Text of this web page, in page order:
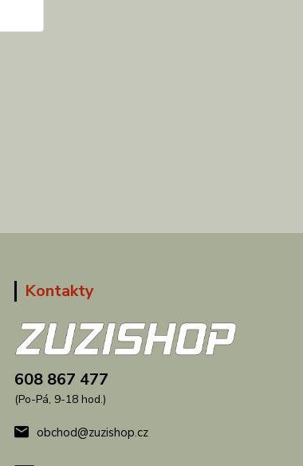
Kontakty
608 867 477
(Po-Pá, 9-18 hod.)
obchod@zuzishop.cz